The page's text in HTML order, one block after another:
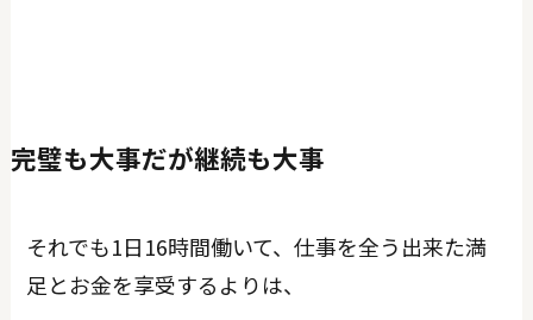
完璧も大事だが継続も大事
それでも1日16時間働いて、仕事を全う出来た満
足とお金を享受するよりは、